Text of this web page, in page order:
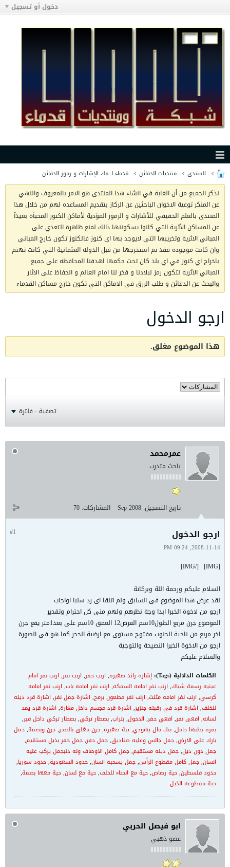
دخول أو تسجيل
المنتدى منتديات الدفائن قدماء لـ فك الإشارات و رموز الدفائن
نذكر الجميع من أن الغاية في انشاء هذا المنتدى هو الامر بالمعروف والنهي
عن المنكر توعية الاخوان الباحثين عن الركاز بتقديم المساعده لهم من خلال هذا
المنتدى بالعلم الحقيقي للأشارات و الرموز المؤدية لأماكن الكنوز المخبأة بعيدآ
عن المساكن الأثرية التي كانوا يسكوننها ذالك لمنع ظاهرة التعدي على
المباني الاثرية وتخريبها التي لايوجد بها اي كنوز فالكنوز تكون خارج المباني
وان كانت موجوده فقد تم استخرجها من قبل الدوله العثمانية التي كانت تهتم
باخراج اي كنوز في اي بلد كان تحت حكمها اهدفنا المحافظه على جميع
المباني الأثرية لتكون رمز لبلادنا و فخر لنا امام العالم و الحفاظ على الاثار
والبحث عن الدفائن و طلب الرزق في الاماكن التي تكون خارج مساكن القدماء
ارجو الدخول
هذا الموضوع مغلق.
تصفية - فلترة
عمرمحمد
باحث متدرب
تاريخ التسجيل: Sep 2008 المشاركات: 70
#1 ارجو الدخول
2008-11-14, 09:24 PM
[IMG]
[/IMG]
السلام عليكم ورحمة اللة وبركاتة
لقد عرض هدا الموضوع فى السابق ولم اتلقا اى رد سلبا اواجاب
ارجو من لاخوة الخبرا ابدا وجة نظرهم ولهم منى كل احترام وتقدير
الموضوع جرن مربع الطول10سم العرض12 العمق 10سم على بعد1متر يقع جرن
اخر مربع من ناحية الجنوب مفتوح مستوى مع ارضية الحجر كما هو فى الصورة
ارجو من الاخوة الخبرا النصيحة والتوجية
والسلام عليكم
الكلمات الدلالية (Tags): إشارة زائد صغيرة, ارنب حفر, ارنب نفر, ارنب نفر امام
عينيه رسمة شباك, ارنب نفر امامه السمكه, ارنب نفر امامه باب, ارنب نفر امامه
كرسي, ارنب نفر امامه مثلث, ارنب نفر مطعون برمح, اشارة جمل نفر, اشارة قرد ذيله
للخلف, اشارة قرد في رقبته جنزير, اشارة قرد مجسم داخل مغارة, اشارة قرد يمد
لسانه, افعى نفر, افعي حفر, الدخول,بتراب,بصطار تركي,بصطار تركي داخل قبر,
بقرة بطنها حامل,بنك مال يهودي,تبة صغيرة,جرن مغلق بالصخر,جرن وبصمة,جمل
بارك على الارض,جمل جالس وعليه صناديق,جمل حفر,جمل حفر بذيل مستقيم,
جمل دون ذيل,جمل ذيله مستقيم,جمل كامل الاوصاف وله ذنبجمل يركب عليه
انسان,جمل كامل مقطوع الرأس,جمل يسحبه انسان,حدود السعودية,حدود سوريا,
حدود فلسطين,حية رصاص,حية مع انحناء للخلف,حية مع لسان,حية معها بصمة,
حية مقطوعه الذيل
ابو فيصل الحربي
عضو ذهبي